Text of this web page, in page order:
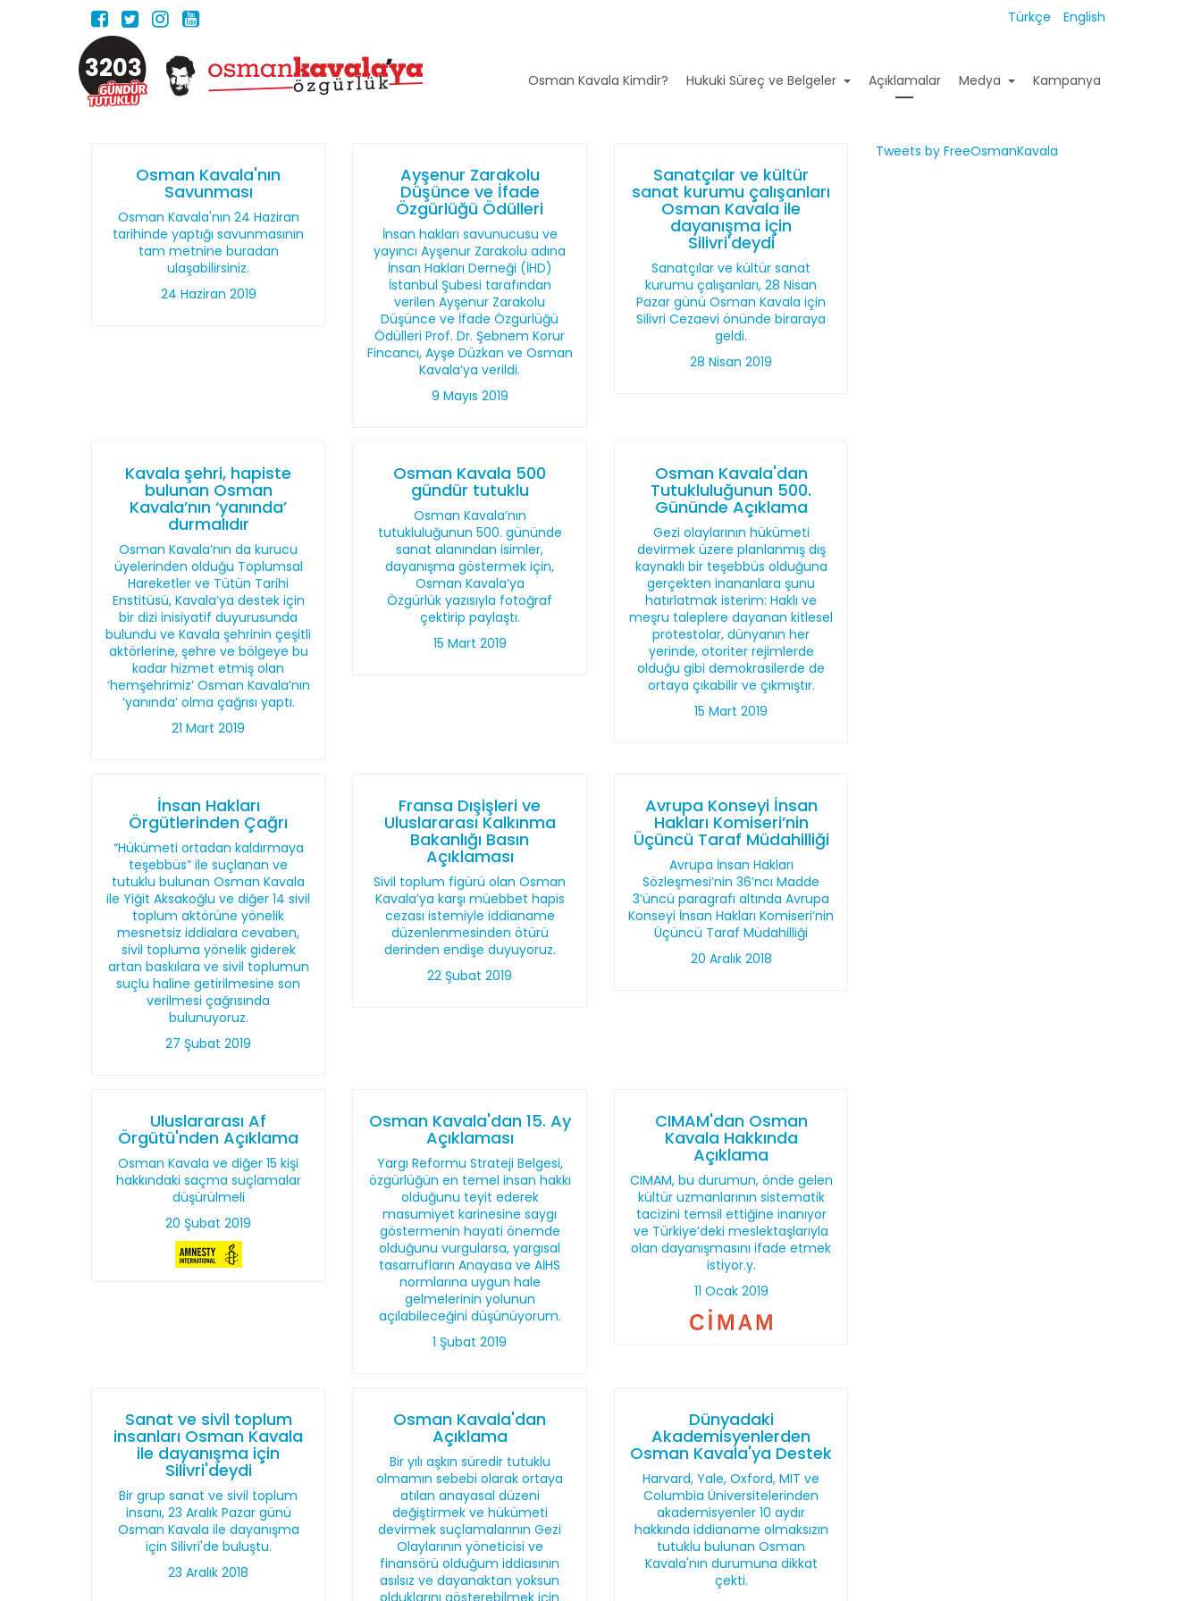
Türkçe English
3203 Osman Kavala Kimdir? Hukuki Süreç ve Belgeler Açıklamalar Medya Kampanya
Osman Kavala'nın
Savunması
Osman Kavala'nın 24 Haziran
tarihinde yaptığı savunmasının
tam metnine buradan
ulaşabilirsiniz.
24 Haziran 2019
Ayşenur Zarakolu
Düşünce ve İfade
Özgürlüğü Ödülleri
İnsan hakları savunucusu ve
yayıncı Ayşenur Zarakolu adına
İnsan Hakları Derneği (İHD)
İstanbul Şubesi tarafından
verilen Ayşenur Zarakolu
Düşünce ve İfade Özgürlüğü
Ödülleri Prof. Dr. Şebnem Korur
Fincancı, Ayşe Düzkan ve Osman
Kavala’ya verildi.
9 Mayıs 2019
Sanatçılar ve kültür
sanat kurumu çalışanları
Osman Kavala ile
dayanışma için
Silivri'deydi
Sanatçılar ve kültür sanat
kurumu çalışanları, 28 Nisan
Pazar günü Osman Kavala için
Silivri Cezaevi önünde biraraya
geldi.
28 Nisan 2019
Kavala şehri, hapiste
bulunan Osman
Kavala’nın ‘yanında’
durmalıdır
Osman Kavala’nın da kurucu
üyelerinden olduğu Toplumsal
Hareketler ve Tütün Tarihi
Enstitüsü, Kavala’ya destek için
bir dizi inisiyatif duyurusunda
bulundu ve Kavala şehrinin çeşitli
aktörlerine, şehre ve bölgeye bu
kadar hizmet etmiş olan
‘hemşehrimiz’ Osman Kavala’nın
‘yanında’ olma çağrısı yaptı.
21 Mart 2019
Osman Kavala 500
gündür tutuklu
Osman Kavala’nın
tutukluluğunun 500. gününde
sanat alanından isimler,
dayanışma göstermek için,
Osman Kavala’ya
Özgürlük yazısıyla fotoğraf
çektirip paylaştı.
15 Mart 2019
Osman Kavala'dan
Tutukluluğunun 500.
Gününde Açıklama
Gezi olaylarının hükümeti
devirmek üzere planlanmış dış
kaynaklı bir teşebbüs olduğuna
gerçekten inananlara şunu
hatırlatmak isterim: Haklı ve
meşru taleplere dayanan kitlesel
protestolar, dünyanın her
yerinde, otoriter rejimlerde
olduğu gibi demokrasilerde de
ortaya çıkabilir ve çıkmıştır.
15 Mart 2019
İnsan Hakları
Örgütlerinden Çağrı
“Hükümeti ortadan kaldırmaya
teşebbüs” ile suçlanan ve
tutuklu bulunan Osman Kavala
ile Yiğit Aksakoğlu ve diğer 14 sivil
toplum aktörüne yönelik
mesnetsiz iddialara cevaben,
sivil topluma yönelik giderek
artan baskılara ve sivil toplumun
suçlu haline getirilmesine son
verilmesi çağrısında
bulunuyoruz.
27 Şubat 2019
Fransa Dışişleri ve
Uluslararası Kalkınma
Bakanlığı Basın
Açıklaması
Sivil toplum figürü olan Osman
Kavala’ya karşı müebbet hapis
cezası istemiyle iddianame
düzenlenmesinden ötürü
derinden endişe duyuyoruz.
22 Şubat 2019
Avrupa Konseyi İnsan
Hakları Komiseri’nin
Üçüncü Taraf Müdahilliği
Avrupa İnsan Hakları
Sözleşmesi’nin 36’ncı Madde
3’üncü paragrafı altında Avrupa
Konseyi İnsan Hakları Komiseri’nin
Üçüncü Taraf Müdahilliği
20 Aralık 2018
Uluslararası Af
Örgütü'nden Açıklama
Osman Kavala ve diğer 15 kişi
hakkındaki saçma suçlamalar
düşürülmeli
20 Şubat 2019
Osman Kavala'dan 15. Ay
Açıklaması
Yargı Reformu Strateji Belgesi,
özgürlüğün en temel insan hakkı
olduğunu teyit ederek
masumiyet karinesine saygı
göstermenin hayati önemde
olduğunu vurgularsa, yargısal
tasarrufların Anayasa ve AİHS
normlarına uygun hale
gelmelerinin yolunun
açılabileceğini düşünüyorum.
1 Şubat 2019
CIMAM'dan Osman
Kavala Hakkında
Açıklama
CIMAM, bu durumun, önde gelen
kültür uzmanlarının sistematik
tacizini temsil ettiğine inanıyor
ve Türkiye’deki meslektaşlarıyla
olan dayanışmasını ifade etmek
istiyor.y.
11 Ocak 2019
Sanat ve sivil toplum
insanları Osman Kavala
ile dayanışma için
Silivri'deydi
Bir grup sanat ve sivil toplum
insanı, 23 Aralık Pazar günü
Osman Kavala ile dayanışma
için Silivri'de buluştu.
23 Aralık 2018
Osman Kavala'dan
Açıklama
Bir yılı aşkın süredir tutuklu
olmamın sebebi olarak ortaya
atılan anayasal düzeni
değiştirmek ve hükümeti
devirmek suçlamalarının Gezi
Olaylarının yöneticisi ve
finansörü olduğum iddiasının
asılsız ve dayanaktan yoksun
olduklarını gösterebilmek için
Dünyadaki
Akademisyenlerden
Osman Kavala'ya Destek
Harvard, Yale, Oxford, MIT ve
Columbia Üniversitelerinden
akademisyenler 10 aydır
hakkında iddianame olmaksızın
tutuklu bulunan Osman
Kavala'nın durumuna dikkat
çekti.
Tweets by FreeOsmanKavala